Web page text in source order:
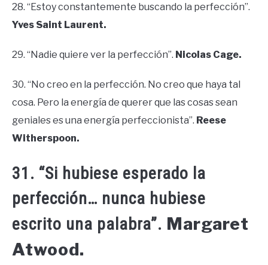
28. “Estoy constantemente buscando la perfección”.
Yves Saint Laurent.
29. “Nadie quiere ver la perfección”. Nicolas Cage.
30. “No creo en la perfección. No creo que haya tal
cosa. Pero la energía de querer que las cosas sean
geniales es una energía perfeccionista”. Reese
Witherspoon.
31. “Si hubiese esperado la
perfección… nunca hubiese
escrito una palabra”. Margaret
Atwood.